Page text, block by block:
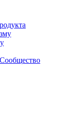
Сообщество